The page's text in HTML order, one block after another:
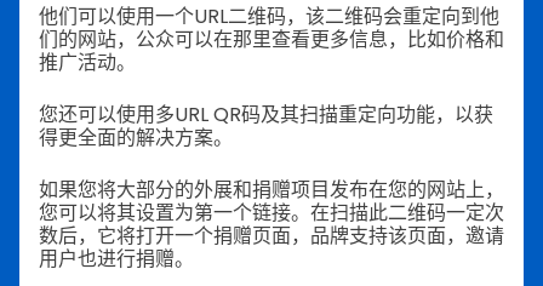
他们可以使用一个URL二维码，该二维码会重定向到他
们的网站，公众可以在那里查看更多信息，比如价格和
推广活动。
您还可以使用多URL QR码及其扫描重定向功能，以获
得更全面的解决方案。
如果您将大部分的外展和捐赠项目发布在您的网站上，
您可以将其设置为第一个链接。在扫描此二维码一定次
数后，它将打开一个捐赠页面，品牌支持该页面，邀请
用户也进行捐赠。